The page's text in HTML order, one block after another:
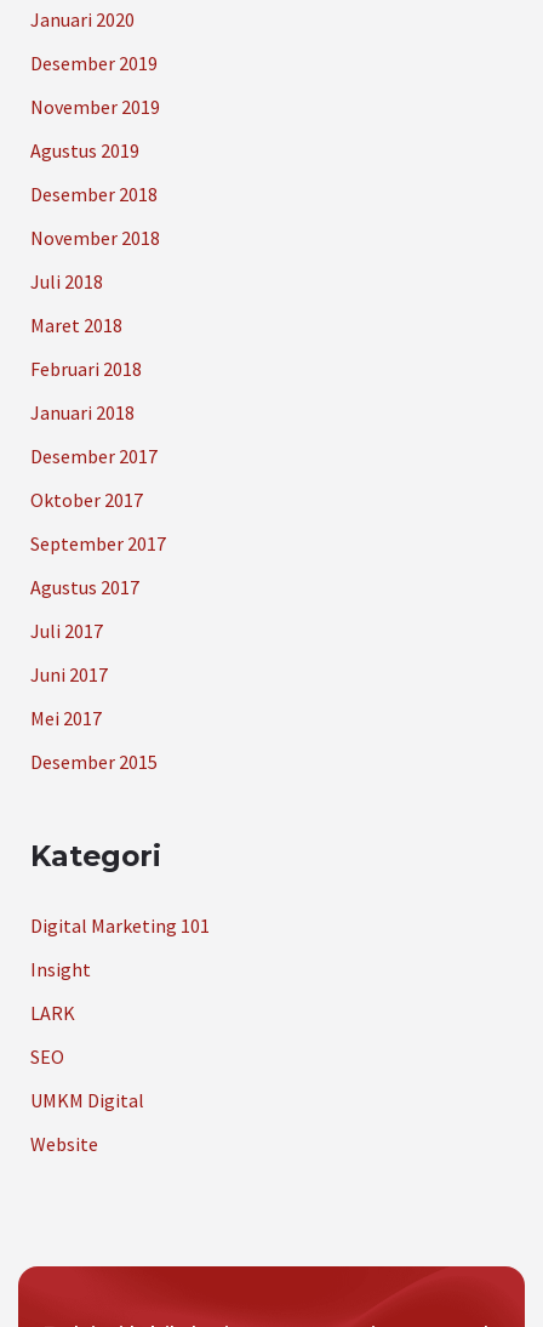
Januari 2020
Desember 2019
November 2019
Agustus 2019
Desember 2018
November 2018
Juli 2018
Maret 2018
Februari 2018
Januari 2018
Desember 2017
Oktober 2017
September 2017
Agustus 2017
Juli 2017
Juni 2017
Mei 2017
Desember 2015
Kategori
Digital Marketing 101
Insight
LARK
SEO
UMKM Digital
Website